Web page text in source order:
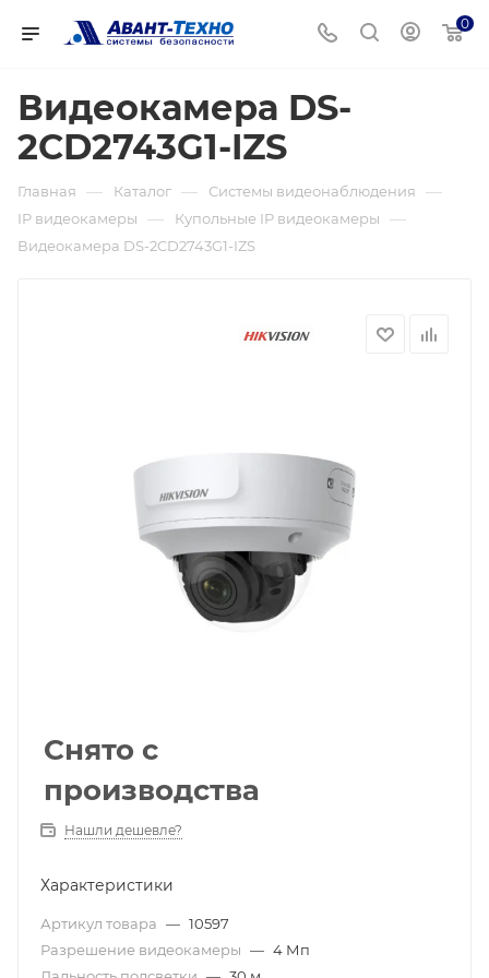
0
Видеокамера DS-
2CD2743G1-IZS
Главная — Каталог — Системы видеонаблюдения —
IP видеокамеры — Купольные IP видеокамеры —
Видеокамера DS-2CD2743G1-IZS
Снято с
производства
Нашли дешевле?
Характеристики
Артикул товара — 10597
Разрешение видеокамеры — 4 Мп